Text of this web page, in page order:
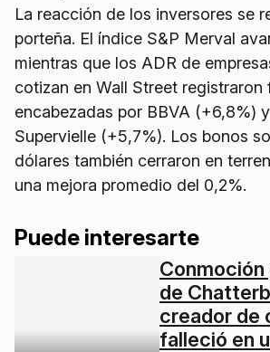
La reacción de los inversores se
porteña. El índice S&P Merval
mientras que los ADR de
cotizan en Wall Street registraron
encabezadas por BBVA (+6,8%)
Supervielle (+5,7%). Los bonos
dólares también cerraron en
una mejora promedio del 0,2%.
Puede interesarte
de
creador de
falleció en